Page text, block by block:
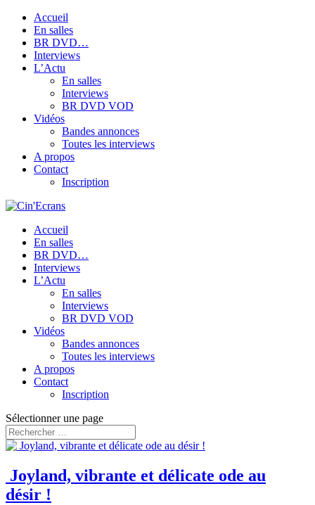
Accueil
En salles
BR DVD…
Interviews
L’Actu
En salles
Interviews
BR DVD VOD
Vidéos
Bandes annonces
Toutes les interviews
A propos
Contact
Inscription
Accueil
En salles
BR DVD…
Interviews
L’Actu
En salles
Interviews
BR DVD VOD
Vidéos
Bandes annonces
Toutes les interviews
A propos
Contact
Inscription
Sélectionner une page
Joyland, vibrante et délicate ode au
désir !